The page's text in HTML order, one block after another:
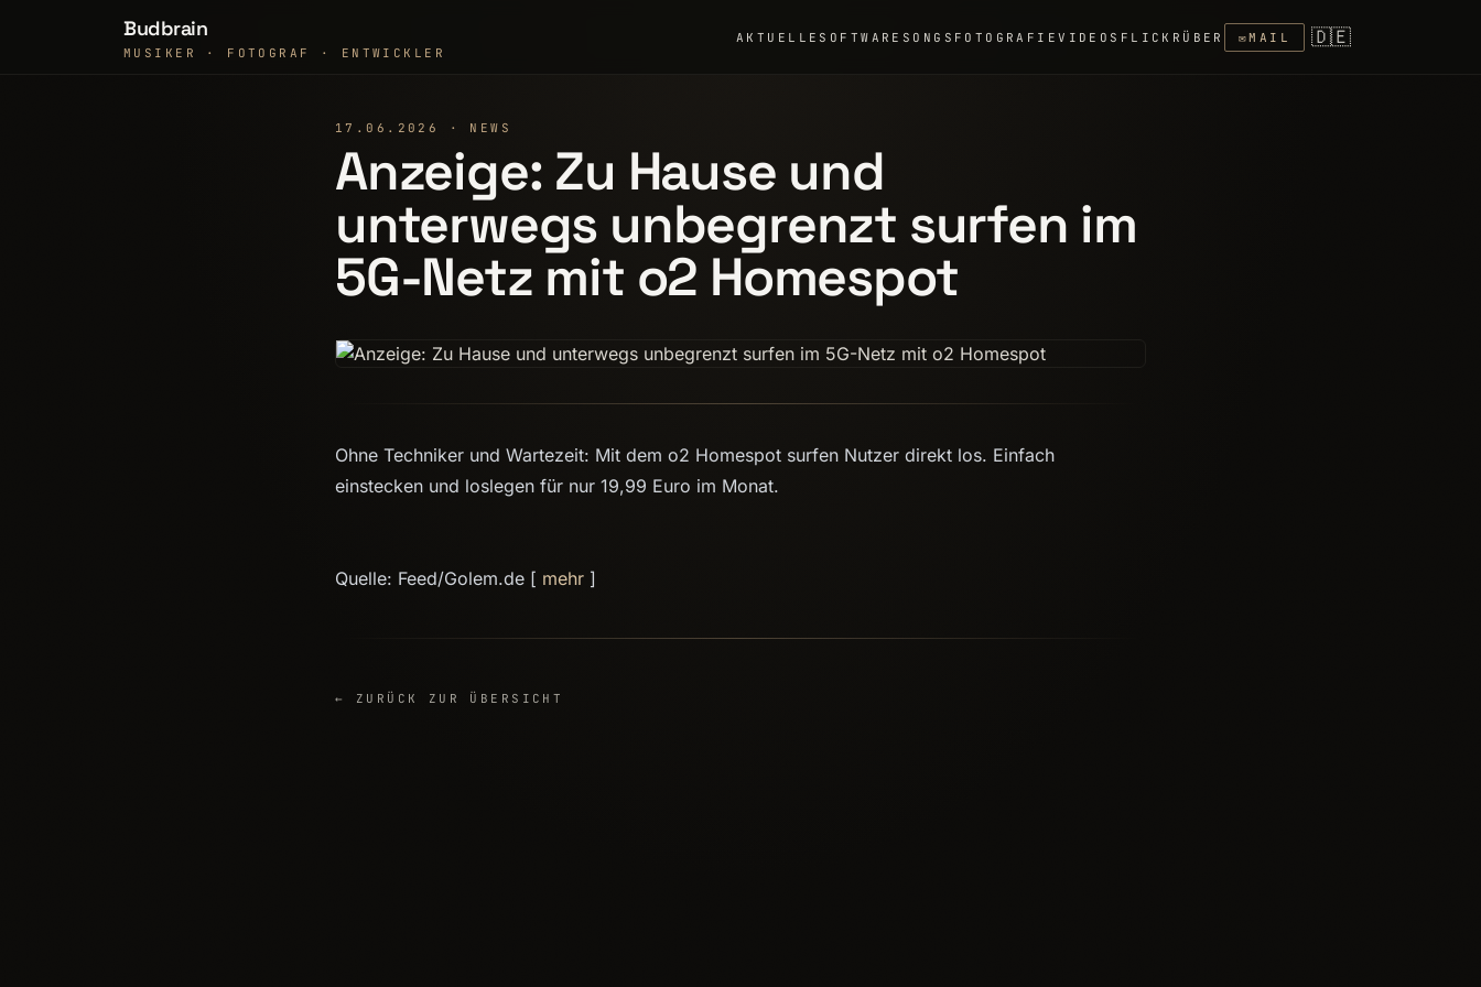
Budbrain
MUSIKER · FOTOGRAF · ENTWICKLER
AKTUELLE SOFTWARE SONGS FOTOGRAFIEVIDEOS FLICKR ÜBER ✉MAIL 🇩🇪
17.06.2026 · NEWS
Anzeige: Zu Hause und
unterwegs unbegrenzt surfen im
5G-Netz mit o2 Homespot
Ohne Techniker und Wartezeit: Mit dem o2 Homespot surfen Nutzer direkt los. Einfach
einstecken und loslegen für nur 19,99 Euro im Monat.
Quelle: Feed/Golem.de [ mehr ]
← ZURÜCK ZUR ÜBERSICHT